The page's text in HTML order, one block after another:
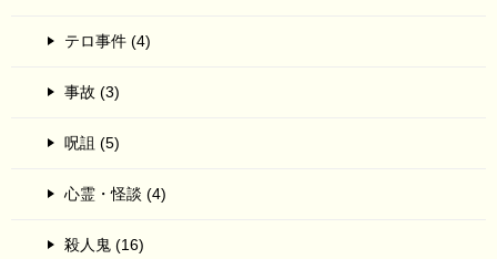
テロ事件 (4)
事故 (3)
呪詛 (5)
心霊・怪談 (4)
殺人鬼 (16)